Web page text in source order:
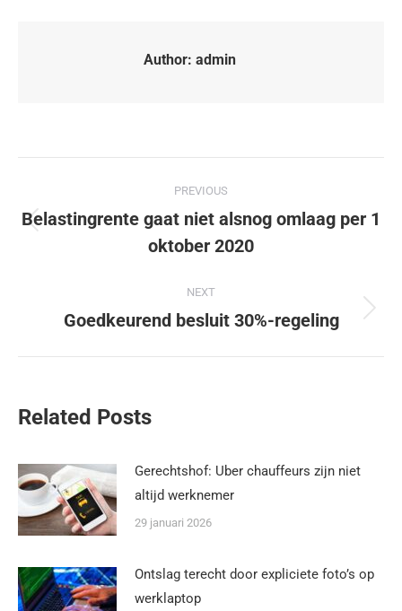
Author: admin
PREVIOUS
Belastingrente gaat niet alsnog omlaag per 1
oktober 2020
NEXT
Goedkeurend besluit 30%-regeling
Related Posts
Gerechtshof: Uber chauffeurs zijn niet
altijd werknemer
29 januari 2026
Ontslag terecht door expliciete foto’s op
werklaptop